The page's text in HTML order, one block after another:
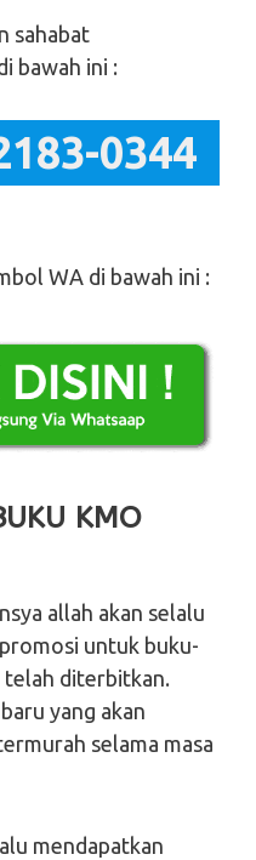
sahabat
bawah ini :
0344
WA di bawah ini :
KMO
allah akan selalu
untuk buku-
telah diterbitkan.
yang akan
selama masa
mendapatkan